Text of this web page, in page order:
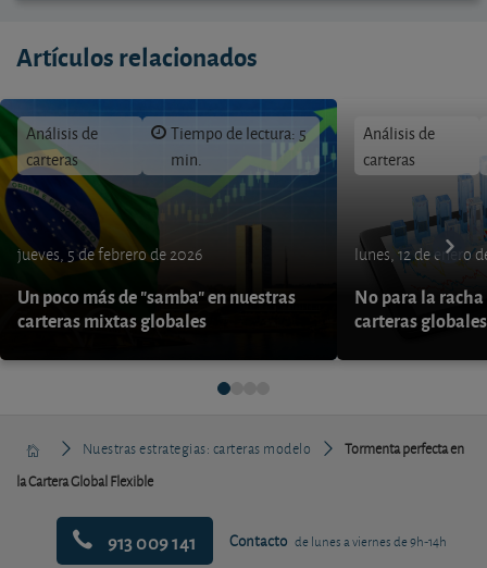
Artículos relacionados
Análisis de
carteras
Tiempo de lectura: 5
min.
jueves, 5 de febrero de 2026
Un poco más de "samba" en nuestras
carteras mixtas globales
Análisis de
carteras
lunes, 12 de enero
No para la
carteras globales
Nuestras estrategias: carteras modelo
Tormenta perfecta en
la Cartera Global Flexible
913 009 141 Contacto de lunes a viernes de 9h-14h